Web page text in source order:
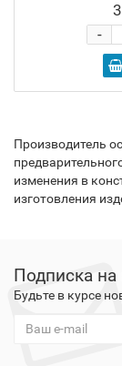
-
Производитель
изменения в
изготовления
Подписка на
Будьте в курсе